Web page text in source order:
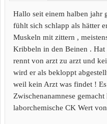
Hallo seit einem halben jahr
fühlt sich schlapp als hätter
Muskeln mit zittern ,
Kribbeln in den Beinen .
rennt von arzt zu arzt und
wird er als bekloppt
weil kein Arzt was findet !
Zwischenanamnese
laborchemische CK Wert